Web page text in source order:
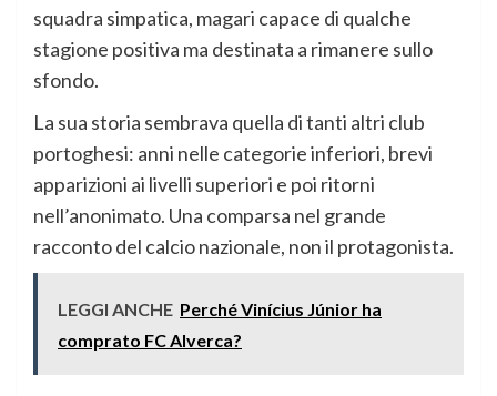
squadra simpatica, magari capace di qualche
stagione positiva ma destinata a rimanere sullo
sfondo.
La sua storia sembrava quella di tanti altri club
portoghesi: anni nelle categorie inferiori, brevi
apparizioni ai livelli superiori e poi ritorni
nell’anonimato. Una comparsa nel grande
racconto del calcio nazionale, non il protagonista.
LEGGI ANCHE Perché Vinícius Júnior ha
comprato FC Alverca?